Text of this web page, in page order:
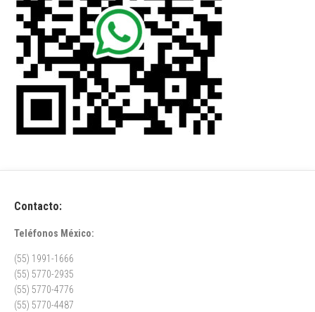
Contacto:
Teléfonos México:
(55) 1991-1666
(55) 5770-2935
(55) 5770-4776
(55) 5770-4487